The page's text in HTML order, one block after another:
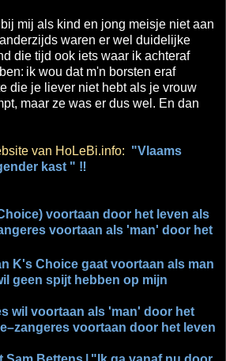
mij als kind en jong meisje niet aan
waren er wel duidelijke
die tijd ook iets waar ik achteraf
ben: ik wou dat m'n borsten eraf
die je liever niet hebt als je vrouw
maar ze was er dus wel. En dan
van HoLeBi.info: "Vlaams
kast " ‼
voortaan door het leven als
voortaan als 'man' door het
K's Choice gaat voortaan als man
geen spijt hebben op mijn
wil voortaan als 'man' door het
voortaan door het leven